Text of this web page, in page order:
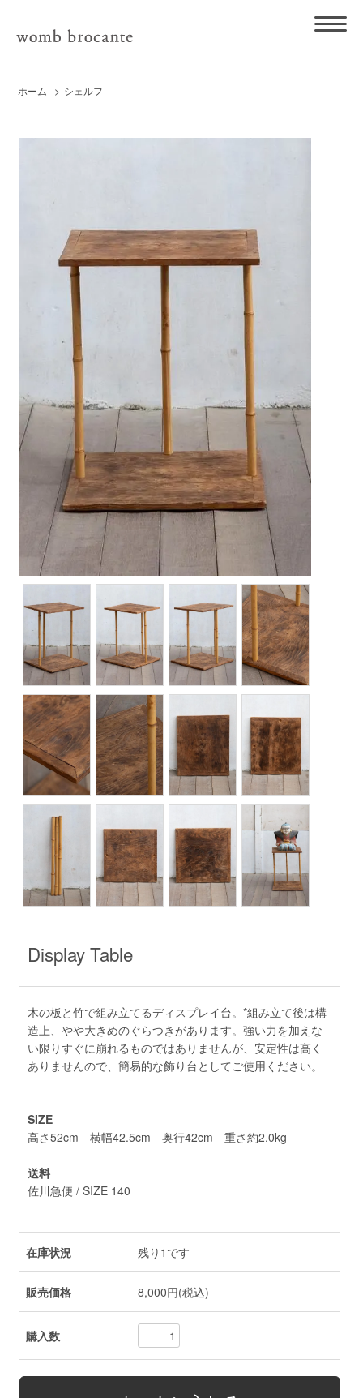
ホーム > シェルフ
Display Table
木の板と竹で組み立てるディスプレイ台。*組み立て後は構
造上、やや大きめのぐらつきがあります。強い力を加えな
い限りすぐに崩れるものではありませんが、安定性は高く
ありませんので、簡易的な飾り台としてご使用ください。
SIZE
高さ52cm 横幅42.5cm 奥行42cm 重さ約2.0kg
送料
佐川急便 / SIZE 140
在庫状況 残り1です
販売価格 8,000円(税込)
購入数